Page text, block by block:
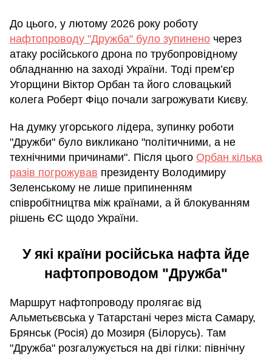
До цього, у лютому 2026 року роботу
нафтопроводу "Дружба" було зупинено через
атаку російського дрона по трубопровідному
обладнанню на заході України. Тоді прем’єр
Угорщини Віктор Орбан та його словацький
колега Роберт Фіцо почали загрожувати Києву.
На думку угорського лідера, зупинку роботи
"Дружби" було викликано "політичними, а не
технічними причинами". Після цього Орбан кілька
разів погрожував президенту Володимиру
Зеленському не лише припиненням
співробітництва між країнами, а й блокуванням
рішень ЄС щодо України.
У які країни російська нафта йде
нафтопроводом "Дружба"
Маршрут нафтопроводу пролягає від
Альметьєвська у Татарстані через міста Самару,
Брянськ (Росія) до Мозиря (Білорусь). Там
"Дружба" розгалужується на дві гілки: північну